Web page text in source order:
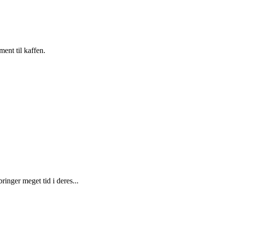
til kaffen.
meget tid i deres...